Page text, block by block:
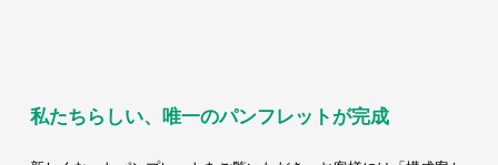
私たちらしい、唯一のパンフレットが完成